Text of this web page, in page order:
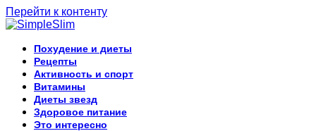
Перейти к контенту
Похудение и диеты
Рецепты
Активность и спорт
Витамины
Диеты звезд
Здоровое питание
Это интересно